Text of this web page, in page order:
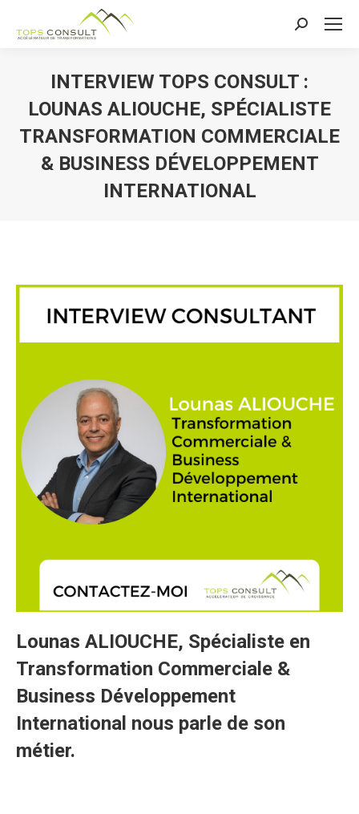
Recherche
INTERVIEW TOPS CONSULT :
LOUNAS ALIOUCHE, SPÉCIALISTE
TRANSFORMATION COMMERCIALE
& BUSINESS DÉVELOPPEMENT
INTERNATIONAL
Lounas ALIOUCHE, Spécialiste en
Transformation Commerciale &
Business Développement
International nous parle de son
métier.